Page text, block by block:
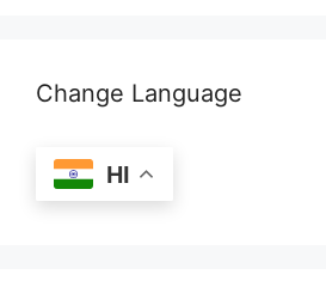
Change Language
HI